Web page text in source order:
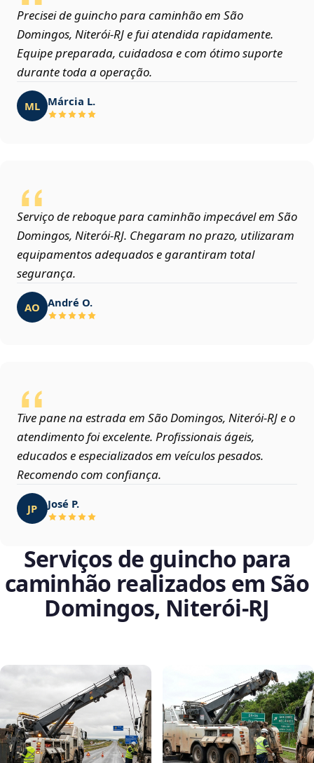
Precisei de guincho para caminhão em São
Domingos, Niterói‑RJ e fui atendida rapidamente.
Equipe preparada, cuidadosa e com ótimo suporte
durante toda a operação.
ML Márcia L.
Serviço de reboque para caminhão impecável em São
Domingos, Niterói‑RJ. Chegaram no prazo, utilizaram
equipamentos adequados e garantiram total
segurança.
AO André O.
Tive pane na estrada em São Domingos, Niterói‑RJ e o
atendimento foi excelente. Profissionais ágeis,
educados e especializados em veículos pesados.
Recomendo com confiança.
JP José P.
Serviços de guincho para
caminhão realizados em São
Domingos, Niterói‑RJ